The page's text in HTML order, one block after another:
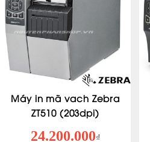
Máy in mã vach Zebra
ZT510 (203dpi)
24.200.000₫